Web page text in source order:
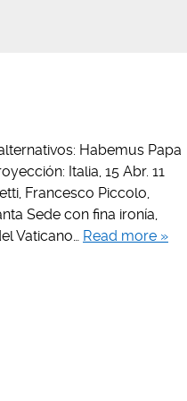
Habemus Papa
Italia, 15 Abr. 11
Francesco Piccolo,
Sede con fina ironía,
Vaticano… Read more »